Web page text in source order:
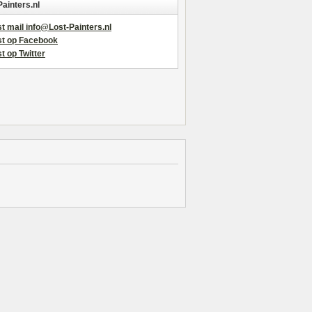
mail info@Lost-Painters.nl
op Facebook
op Twitter